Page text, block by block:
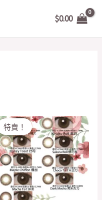
$0.00
特賣！
Original
price
was:
$158.00.
Current
price
is:
$100.00.